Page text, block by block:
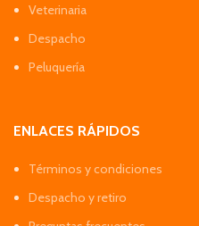
Veterinaria
Despacho
Peluquería
ENLACES RÁPIDOS
Términos y condiciones
Despacho y retiro